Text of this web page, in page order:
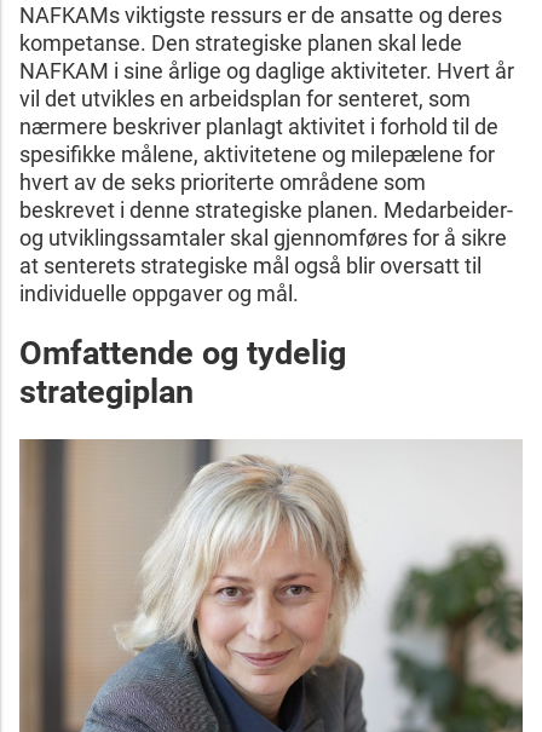
NAFKAMs viktigste ressurs er de ansatte og deres
kompetanse. Den strategiske planen skal lede
NAFKAM i sine årlige og daglige aktiviteter. Hvert år
vil det utvikles en arbeidsplan for senteret, som
nærmere beskriver planlagt aktivitet i forhold til de
spesifikke målene, aktivitetene og milepælene for
hvert av de seks prioriterte områdene som
beskrevet i denne strategiske planen. Medarbeider-
og utviklingssamtaler skal gjennomføres for å sikre
at senterets strategiske mål også blir oversatt til
individuelle oppgaver og mål.
Omfattende og tydelig
strategiplan